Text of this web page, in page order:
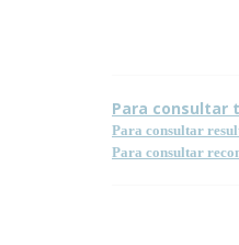
Para consultar
Para consultar
Para consultar